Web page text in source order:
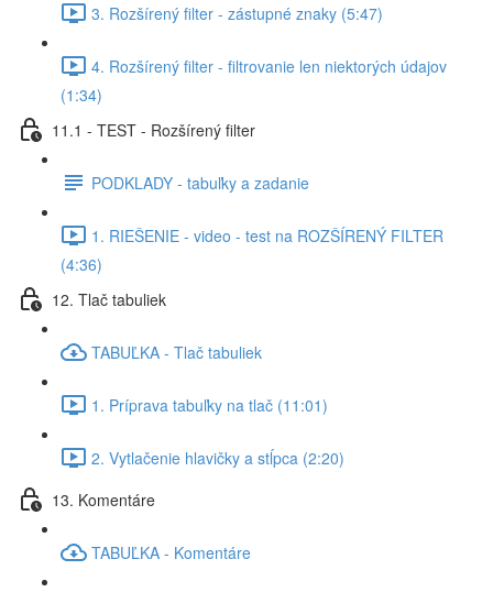
3. Rozšírený filter - zástupné znaky (5:47)
4. Rozšírený filter - filtrovanie len niektorých údajov
(1:34)
11.1 - TEST - Rozšírený filter
PODKLADY - tabuľky a zadanie
1. RIEŠENIE - video - test na ROZŠÍRENÝ FILTER
(4:36)
12. Tlač tabuliek
TABUĽKA - Tlač tabuliek
1. Príprava tabuľky na tlač (11:01)
2. Vytlačenie hlavičky a stĺpca (2:20)
13. Komentáre
TABUĽKA - Komentáre